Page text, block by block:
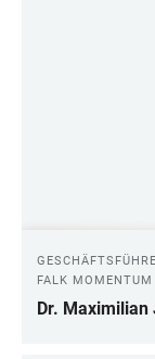
FALK MOMENTUM
Dr.